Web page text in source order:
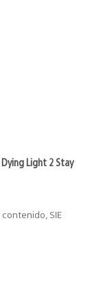
Light 2 Stay
SIE